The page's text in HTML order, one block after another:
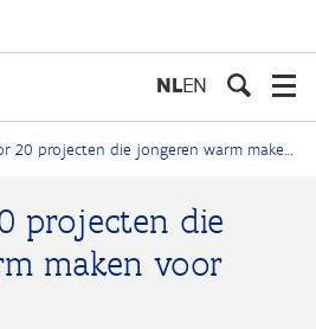
inhoud
NLEN
projecten die jongeren warm maken voor STEM
projecten die
maken voor